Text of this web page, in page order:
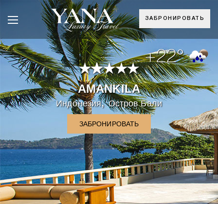
ЗАБРОНИРОВАТЬ
+22°
AMANKILA
Индонезия,Остров Бали
ЗАБРОНИРОВАТЬ